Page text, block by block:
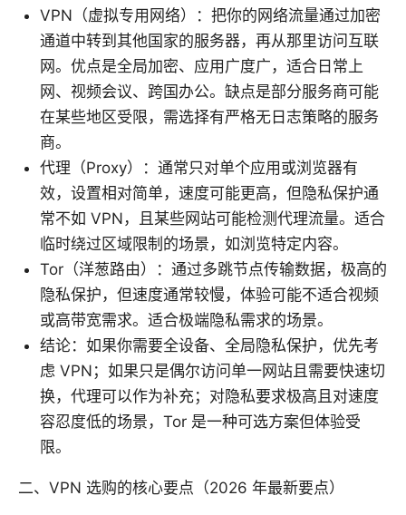
VPN（虚拟专用网络）：把你的网络流量通过加密
通道中转到其他国家的服务器，再从那里访问互联
网。优点是全局加密、应用广度广，适合日常上
网、视频会议、跨国办公。缺点是部分服务商可能
在某些地区受限，需选择有严格无日志策略的服务
商。
代理（Proxy）：通常只对单个应用或浏览器有
效，设置相对简单，速度可能更高，但隐私保护通
常不如 VPN，且某些网站可能检测代理流量。适合
临时绕过区域限制的场景，如浏览特定内容。
Tor（洋葱路由）：通过多跳节点传输数据，极高的
隐私保护，但速度通常较慢，体验可能不适合视频
或高带宽需求。适合极端隐私需求的场景。
结论：如果你需要全设备、全局隐私保护，优先考
虑 VPN；如果只是偶尔访问单一网站且需要快速切
换，代理可以作为补充；对隐私要求极高且对速度
容忍度低的场景，Tor 是一种可选方案但体验受
限。
二、VPN 选购的核心要点（2026 年最新要点）